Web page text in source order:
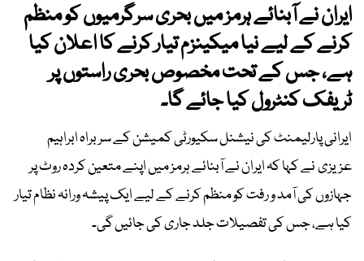
ایران نے آبنائے ہرمز میں بحری سرگرمیوں کو منظم
کرنے کے لیے نیا میکینزم تیار کرنے کا اعلان کیا
ہے، جس کے تحت مخصوص بحری راستوں پر
ٹریفک کنٹرول کیا جائے گا۔
ایرانی پارلیمنٹ کی نیشنل سکیورٹی کمیشن کے سربراہ ابراہیم
عزیزی نے کہا کہ ایران نے آبنائے ہرمز میں اپنے متعین کردہ روٹ پر
جہازوں کی آمد و رفت کو منظم کرنے کے لیے ایک پیشہ ورانہ نظام تیار
کیا ہے، جس کی تفصیلات جلد جاری کی جائیں گی۔